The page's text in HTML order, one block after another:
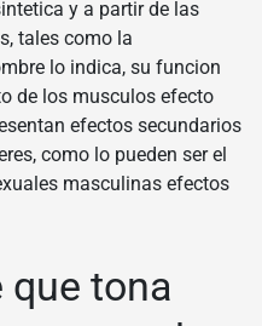
y a partir de las
tales como la
lo indica, su funcion
de los musculos efecto
efectos secundarios
como lo pueden ser el
masculinas efectos
que tona